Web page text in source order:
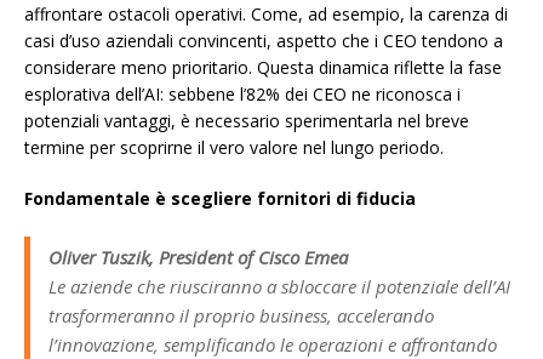
affrontare ostacoli operativi. Come, ad esempio, la carenza di
casi d’uso aziendali convincenti, aspetto che i CEO tendono a
considerare meno prioritario. Questa dinamica riflette la fase
esplorativa dell’AI: sebbene l’82% dei CEO ne riconosca i
potenziali vantaggi, è necessario sperimentarla nel breve
termine per scoprirne il vero valore nel lungo periodo.
Fondamentale è scegliere fornitori di fiducia
Oliver Tuszik, President of Cisco Emea
Le aziende che riusciranno a sbloccare il potenziale dell’AI
trasformeranno il proprio business, accelerando
l’innovazione, semplificando le operazioni e affrontando